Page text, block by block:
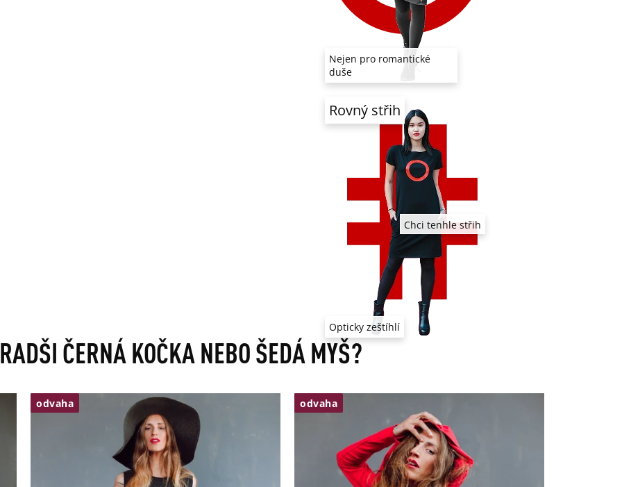
Nejen pro romantické
duše
Rovný střih
Opticky zeštíhlí
Chci tenhle střih
ČERNÁ KOČKA NEBO ŠEDÁ MYŠ?
odvaha odvaha